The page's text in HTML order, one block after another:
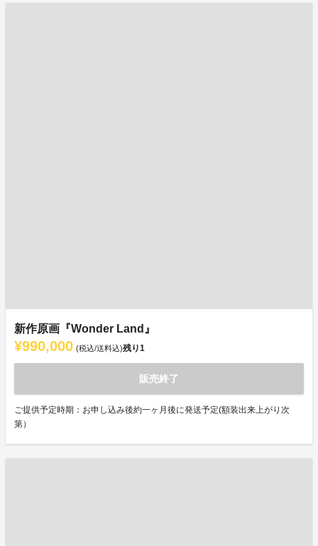
新作原画『Wonder Land』
¥990,000 (税込/送料込)残り1
販売終了
ご提供予定時期：お申し込み後約一ヶ月後に発送予定(額装出来上がり次
第）